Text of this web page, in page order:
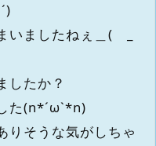
いましたねぇ＿( _
したか？
た(n*´ω`*n)
りそうな気がしちゃ